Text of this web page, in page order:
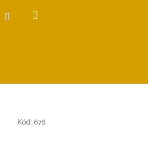
Přihlášení
Kód: 676